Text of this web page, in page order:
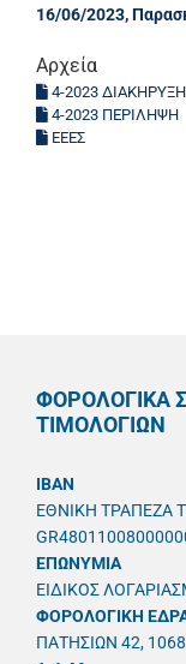
16/06/2023,
Αρχεία
4-2023 ΔΙΑΚΗΡΥΞΗ
4-2023 ΠΕΡΙΛΗΨΗ
ΕΕΕΣ
ΦΟΡΟΛΟΓΙΚΑ
ΤΙΜΟΛΟΓΙΩΝ
IBAN
ΕΘΝΙΚΗ ΤΡΑΠΕΖΑ
ΕΠΩΝΥΜΙΑ
ΕΙΔΙΚΟΣ
ΦΟΡΟΛΟΓΙΚΗ
ΠΑΤΗΣΙΩΝ 42,